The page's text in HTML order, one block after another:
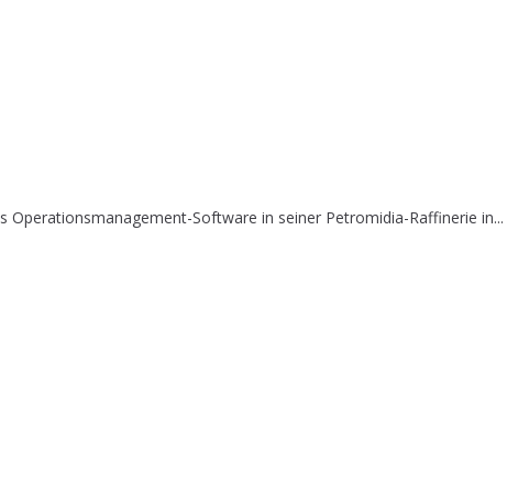
Software in seiner Petromidia-Raffinerie in...